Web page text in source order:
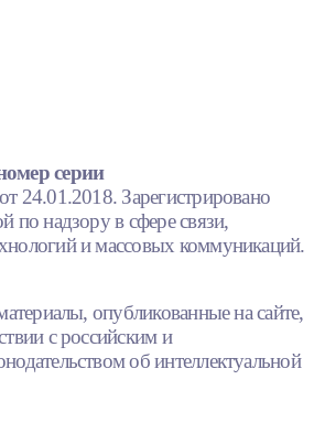
серии
Зарегистрировано
по надзору в сфере связи,
и массовых коммуникаций.
опубликованные на сайте,
с российским и
об интеллектуальной